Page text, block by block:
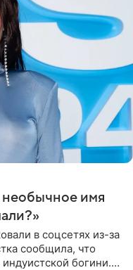
необычное имя
в соцсетях из-за
сообщила, что
богини.